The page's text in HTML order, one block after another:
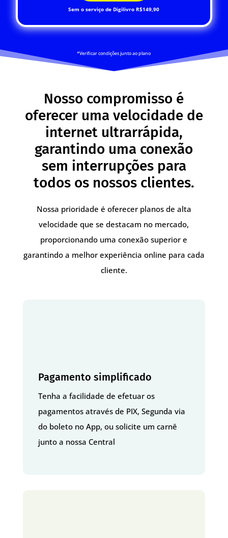
Sem o serviço de Digilivro R$149,90
*Verificar condições junto ao plano
Nosso compromisso é
oferecer uma velocidade de
internet ultrarrápida,
garantindo uma conexão
sem interrupções para
todos os nossos clientes.
Nossa prioridade é oferecer planos de alta
velocidade que se destacam no mercado,
proporcionando uma conexão superior e
garantindo a melhor experiência online para cada
cliente.
Pagamento simplificado
Tenha a facilidade de efetuar os
pagamentos através de PIX, Segunda via
do boleto no App, ou solicite um carnê
junto a nossa Central